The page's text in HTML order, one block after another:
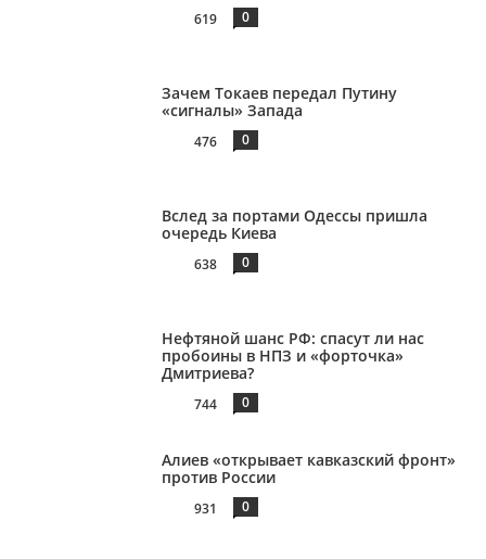
619 0
Зачем Токаев передал Путину
«сигналы» Запада
476 0
Вслед за портами Одессы пришла
очередь Киева
638 0
Нефтяной шанс РФ: спасут ли нас
пробоины в НПЗ и «форточка»
Дмитриева?
744 0
Алиев «открывает кавказский фронт»
против России
931 0